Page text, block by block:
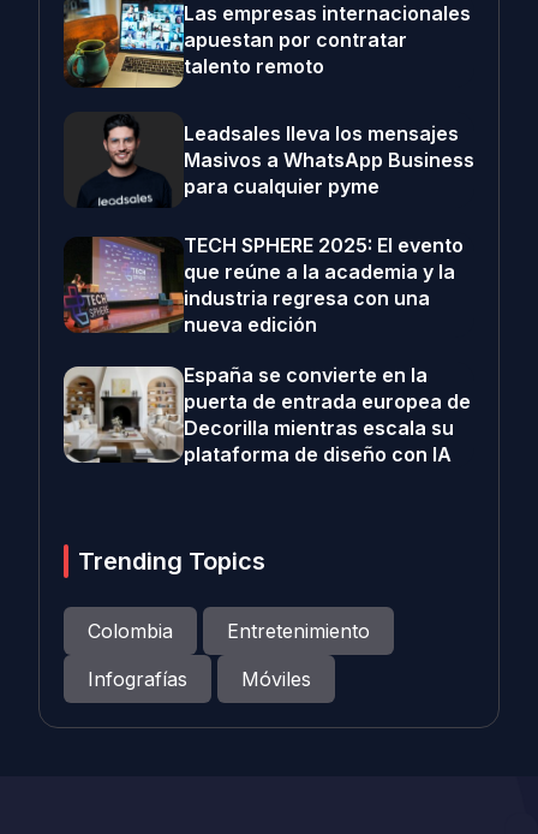
Las empresas internacionales
apuestan por contratar
talento remoto
Leadsales lleva los mensajes
Masivos a WhatsApp Business
para cualquier pyme
TECH SPHERE 2025: El evento
que reúne a la academia y la
industria regresa con una
nueva edición
España se convierte en la
puerta de entrada europea de
Decorilla mientras escala su
plataforma de diseño con IA
Trending Topics
Colombia
Entretenimiento
Infografías
Móviles